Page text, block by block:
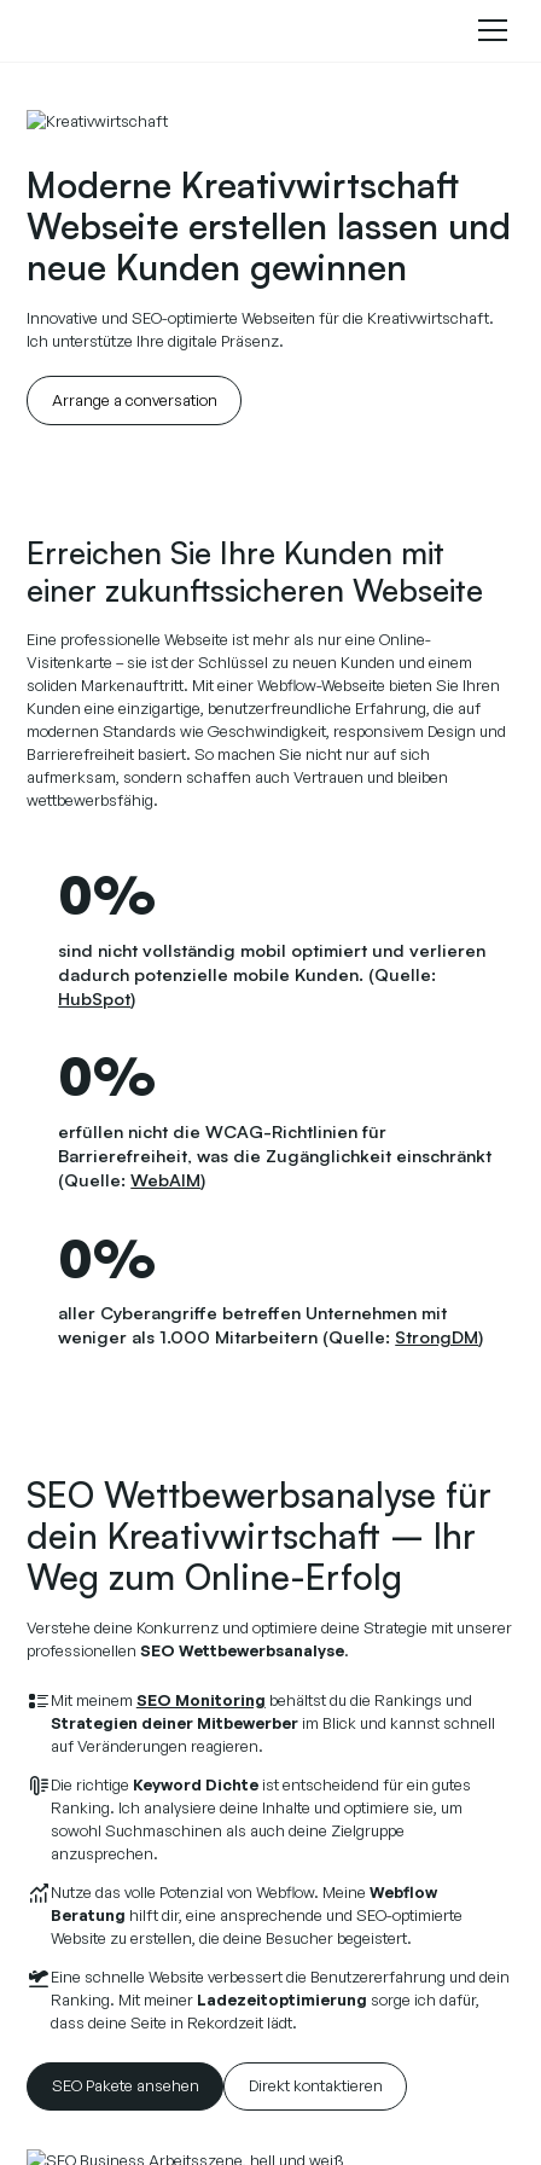
Moderne Kreativwirtschaft
Webseite erstellen lassen und
neue Kunden gewinnen
Innovative und SEO-optimierte Webseiten für die Kreativwirtschaft.
Ich unterstütze Ihre digitale Präsenz.
Arrange a conversation
Erreichen Sie Ihre Kunden mit
einer zukunftssicheren Webseite
Eine professionelle Webseite ist mehr als nur eine Online-
Visitenkarte – sie ist der Schlüssel zu neuen Kunden und einem
soliden Markenauftritt. Mit einer Webflow-Webseite bieten Sie Ihren
Kunden eine einzigartige, benutzerfreundliche Erfahrung, die auf
modernen Standards wie Geschwindigkeit, responsivem Design und
Barrierefreiheit basiert. So machen Sie nicht nur auf sich
aufmerksam, sondern schaffen auch Vertrauen und bleiben
wettbewerbsfähig.
0%
sind nicht vollständig mobil optimiert und verlieren
dadurch potenzielle mobile Kunden. (Quelle:
HubSpot)
0%
erfüllen nicht die WCAG-Richtlinien für
Barrierefreiheit, was die Zugänglichkeit einschränkt
(Quelle:WebAIM)
0%
aller Cyberangriffe betreffen Unternehmen mit
weniger als 1.000 Mitarbeitern (Quelle: StrongDM)
SEO Wettbewerbsanalyse für
dein Kreativwirtschaft – Ihr
Weg zum Online-Erfolg
Verstehe deine Konkurrenz und optimiere deine Strategie mit unserer
professionellenSEO Wettbewerbsanalyse.
Mit meinem SEO Monitoring behältst du die Rankings und
Strategien deiner Mitbewerberim Blick und kannst schnell
auf Veränderungen reagieren.
Die richtige Keyword Dichteist entscheidend für ein gutes
Ranking. Ich analysiere deine Inhalte und optimiere sie, um
sowohl Suchmaschinen als auch deine Zielgruppe
anzusprechen.
Nutze das volle Potenzial von Webflow. Meine Webflow
Beratung hilft dir, eine ansprechende und SEO-optimierte
Website zu erstellen, die deine Besucher begeistert.
Eine schnelle Website verbessert die Benutzererfahrung und dein
Ranking. Mit meiner Ladezeitoptimierung sorge ich dafür,
dass deine Seite in Rekordzeit lädt.
SEO Pakete ansehen Direkt kontaktieren